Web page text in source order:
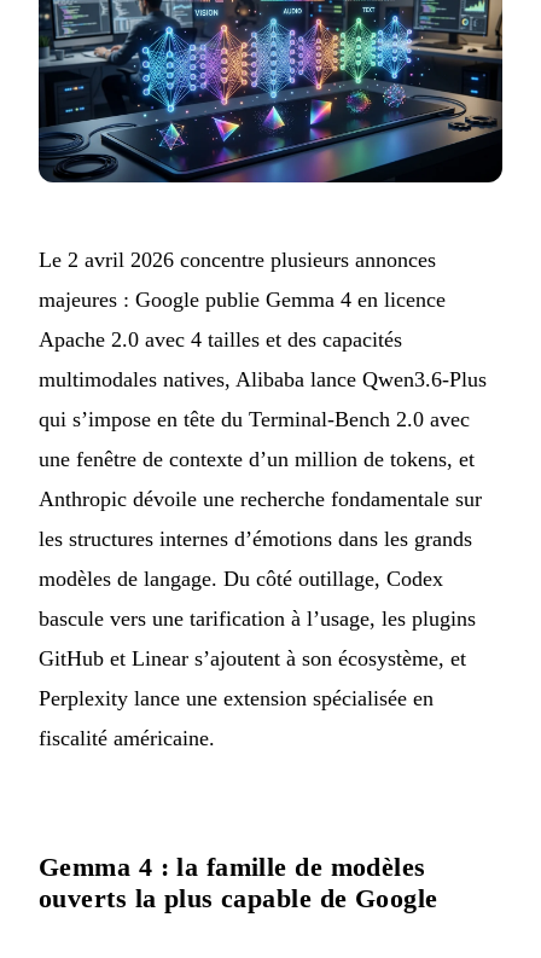
Le 2 avril 2026 concentre plusieurs annonces
majeures : Google publie Gemma 4 en licence
Apache 2.0 avec 4 tailles et des capacités
multimodales natives, Alibaba lance Qwen3.6-Plus
qui s’impose en tête du Terminal-Bench 2.0 avec
une fenêtre de contexte d’un million de tokens, et
Anthropic dévoile une recherche fondamentale sur
les structures internes d’émotions dans les grands
modèles de langage. Du côté outillage, Codex
bascule vers une tarification à l’usage, les plugins
GitHub et Linear s’ajoutent à son écosystème, et
Perplexity lance une extension spécialisée en
fiscalité américaine.
Gemma 4 : la famille de modèles
ouverts la plus capable de Google